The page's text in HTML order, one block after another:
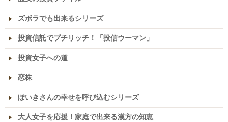
ズボラでも出来るシリーズ
投資信託でプチリッチ！「投信ウーマン」
投資女子への道
恋株
ぽいきさんの幸せを呼び込むシリーズ
大人女子を応援！家庭で出来る漢方の知恵